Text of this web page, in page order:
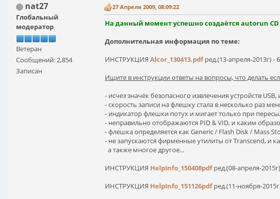
nat27
Глобальный
модератор
Ветеран
Сообщений: 2,854
Записан
27 Апреля 2009, 08:09:22
На данный момент успешно создаётся autorun CD
Дополнительная информация по теме:
ИНСТРУКЦИЯ Alcor_130413.pdfред.(13-апреля-2013г) -
Ищите в инструкции ответы на вопросы, что делать
- исчез значёк безопасного извлечения устройств
- скорость записи на флешку стала в несколько раз
- индикатор флешки потух и мигает только при
- неправильно отображаются PID & VID, и каким
- флешка определяется как Generic / Flash Disk / Mass
- не запускаются фирменные утилиты от Transcend, и
а также многое другое...
ИНСТРУКЦИЯ HelpInfo_150408pdfред.(08-апреля-
ИНСТРУКЦИЯ HelpInfo_151126pdfред.(11-ноября-